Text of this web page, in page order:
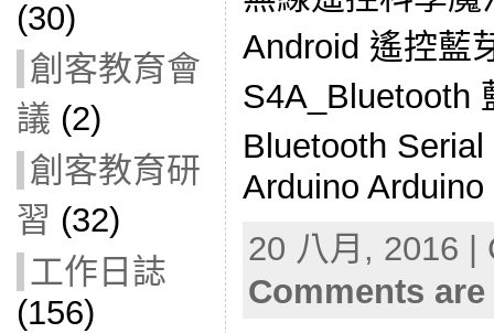
(30)
創客教育會
議 (2)
創客教育研
習 (32)
工作日誌
(156)
Android 遙控藍
S4A_Bluetooth
Bluetooth
Arduino
20 八月, 2016
Comments